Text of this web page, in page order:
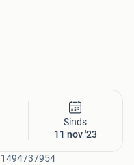
Sinds
11 nov '23